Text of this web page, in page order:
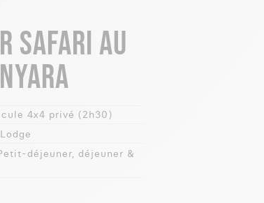
SAFARI AU
4x4 privé (2h30)
Lodge
déjeuner, déjeuner &